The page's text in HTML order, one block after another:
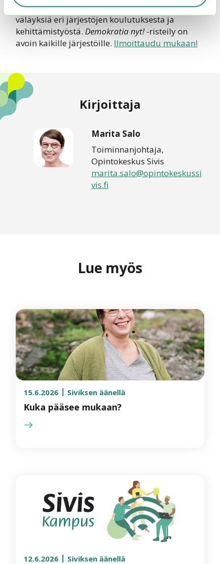
demokratiainnovaatioita ja dialogia sekä
väläyksiä eri järjestöjen koulutuksesta ja
kehittämistyöstä. Demokratia nyt!-risteily on
avoin kaikille järjestöille. Ilmoittaudu mukaan!
Kirjoittaja
Marita Salo
Toiminnanjohtaja,
Opintokeskus Sivis
marita.salo@opintokeskussi
vis.fi
Lue myös
15.6.2026 Siviksen äänellä
Kuka pääsee mukaan?
12.6.2026 Siviksen äänellä